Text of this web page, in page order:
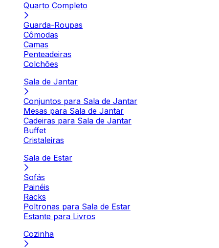
Quarto Completo
Guarda-Roupas
Cômodas
Camas
Penteadeiras
Colchões
Sala de Jantar
Conjuntos para Sala de Jantar
Mesas para Sala de Jantar
Cadeiras para Sala de Jantar
Buffet
Cristaleiras
Sala de Estar
Sofás
Painéis
Racks
Poltronas para Sala de Estar
Estante para Livros
Cozinha